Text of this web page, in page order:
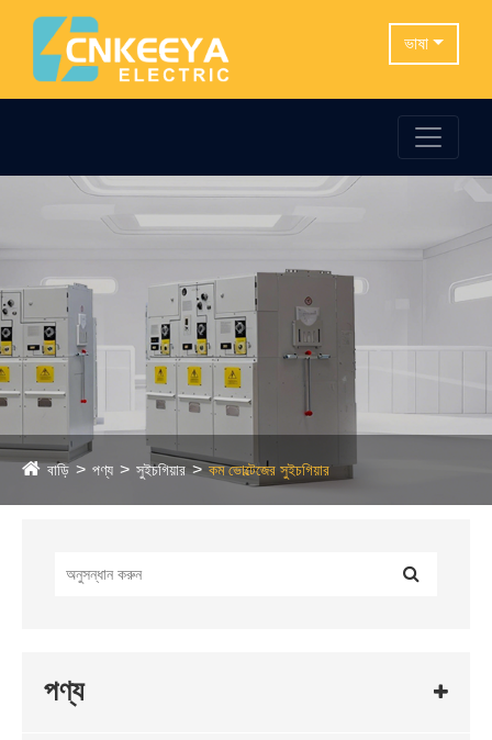
ভাষা
বাড়ি পণ্য সুইচগিয়ার কম ভোল্টেজের সুইচগিয়ার
পণ্য